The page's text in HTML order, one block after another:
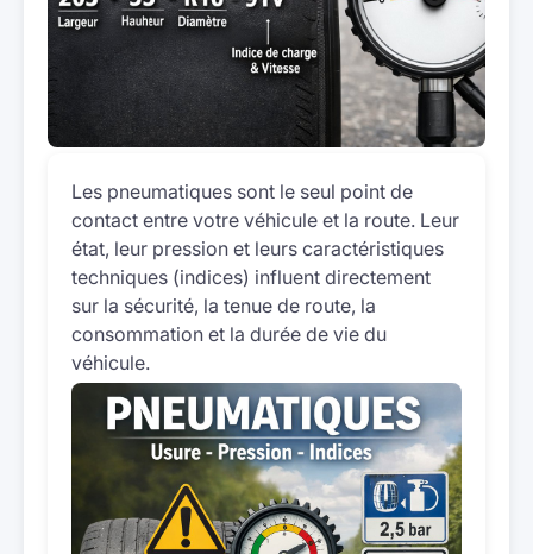
Les pneumatiques sont le seul point de
contact entre votre véhicule et la route. Leur
état, leur pression et leurs caractéristiques
techniques (indices) influent directement
sur la sécurité, la tenue de route, la
consommation et la durée de vie du
véhicule.